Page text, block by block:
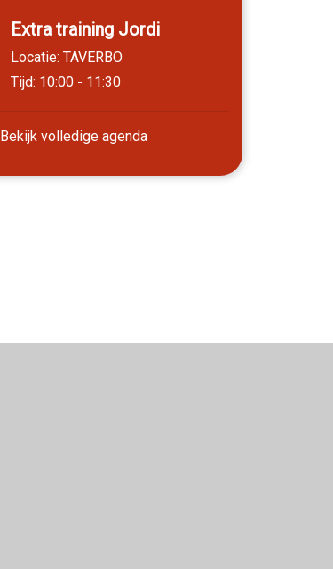
Extra training Jordi
Locatie: TAVERBO
Tijd: 10:00 - 11:30
Bekijk volledige agenda